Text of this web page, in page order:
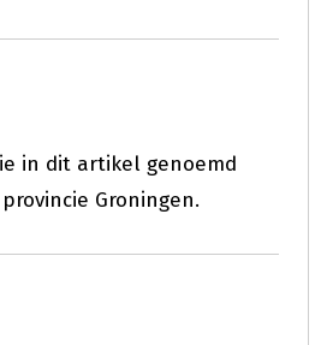
in dit artikel genoemd
Groningen.